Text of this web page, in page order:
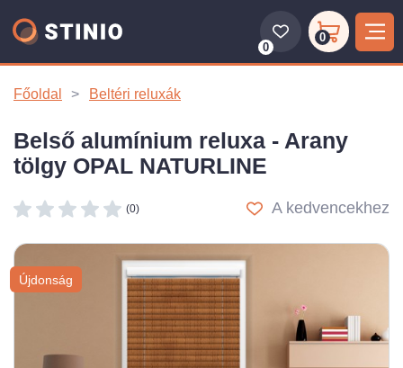
0
0
Főoldal Beltéri reluxák
Belső alumínium reluxa - Arany
tölgy OPAL NATURLINE
(0) A kedvencekhez
Újdonság